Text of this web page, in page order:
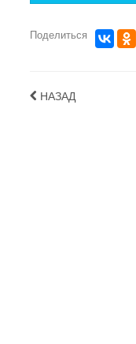
Поделиться
НАЗАД